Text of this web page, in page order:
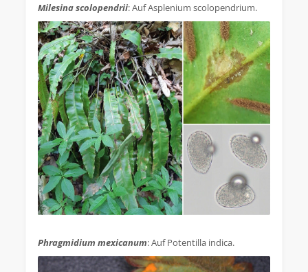
Milesina scolopendrii: Auf Asplenium scolopendrium.
Phragmidium mexicanum: Auf Potentilla indica.